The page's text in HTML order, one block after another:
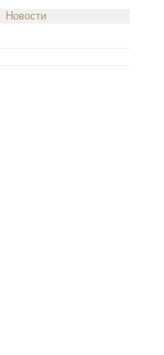
Новости